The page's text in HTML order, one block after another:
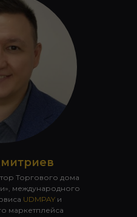
Торгового дома
международного
UDMPAY и
маркетплейса